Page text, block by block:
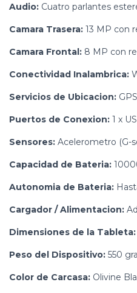
Audio: Cuatro parlantes
Camara Trasera: 13 MP con
Camara Frontal: 8 MP con
Conectividad Inalambrica:
Servicios de Ubicacion:
Puertos de Conexion: 1 x
Sensores: Acelerometro (G-
Capacidad de Bateria:
Autonomia de Bateria:
Cargador / Alimentacion:
Dimensiones de la Tableta:
Peso del Dispositivo: 550
Color de Carcasa: Olivine